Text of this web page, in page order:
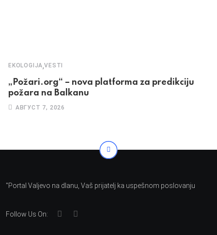
EKOLOGIJA,VESTI
„Požari.org“ – nova platforma za predikciju
požara na Balkanu
АВГУСТ 7, 2026
"Portal Valjevo na dlanu, Vaš prijatelj ka uspešnom poslovanju
Follow Us On: